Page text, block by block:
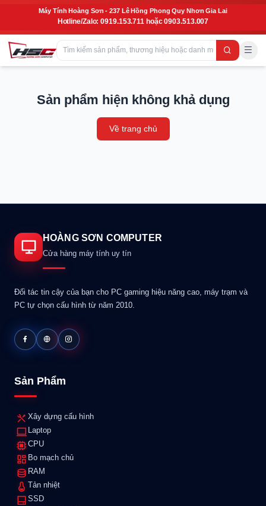
Máy Tính Hoàng Sơn - 237 Lê Hồng Phong Quy Nhơn Gia Lai
Hotline/Zalo: 0919.153.711 hoặc 0903.513.007
Sản phẩm hiện không khả dụng
Về trang chủ
HOÀNG SƠN COMPUTER
Cửa hàng máy tính uy tín
Đối tác tin cậy của bạn cho PC gaming hiệu năng cao, máy trạm và
PC tự chọn cấu hình từ năm 2010.
Sản Phẩm
Xây dựng cấu hình
Laptop
CPU
Bo mạch chủ
RAM
Tản nhiệt
SSD